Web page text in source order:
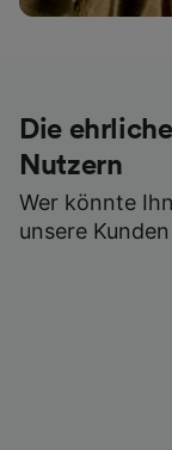
Die
Nutzern
Wer könnte
unsere